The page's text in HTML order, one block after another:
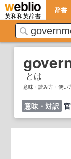
英和和英辞書
辞書
とは
意味・読み方・使い
意味・対訳